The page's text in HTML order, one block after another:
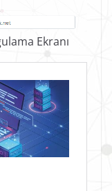
Ekranı